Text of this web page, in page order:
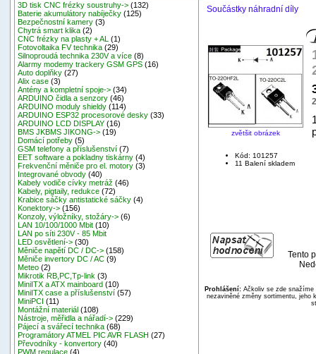
3D tisk CNC frézky soustruhy-> (132)
Baterie akumulátory nabíječky (125)
Bezpečnostní kamery (3)
Chytrá smart klika (2)
CNC frézky na plasty + AL
(1)
Fotovoltaika FV technika (29)
Silnoproudá technika 230V a více (8)
Alarmy modemy trackery GSM GPS (16)
Auto doplňky (27)
Alix case (3)
Antény a kompletní spoje-> (34)
ARDUINO čidla a senzory (46)
ARDUINO moduly shieldy (114)
ARDUINO ESP32 procesorové desky (33)
ARDUINO LCD DISPLAY (16)
BMS JKBMS JIKONG-> (19)
Domácí potřeby (5)
GSM telefony a příslušenství (7)
EET software a pokladny tiskárny (4)
Frekvenční měniče pro el. motory (3)
Integrované obvody (40)
Kabely vodiče cívky metráž (46)
Kabely, pigtaily, redukce (72)
Krabice sáčky antistatické sáčky (4)
Konektory-> (156)
Konzoly, výložníky, stožáry-> (6)
LAN 10/100/1000 Mbit (10)
LAN po síti 230V - 85 Mbit
LED osvětlení-> (30)
Měniče napětí DC / DC-> (158)
Měniče invertory DC / AC (9)
Meteo (2)
Mikrotik RB,PC,Tp-link (3)
MiniITX a ATX mainboard (10)
MiniITX case a příslušenství (57)
MiniPCI (11)
Montážní materiál (108)
Nástroje, měřidla a nářadí-> (229)
Pájecí a svářecí technika (68)
Programátory ATMEL PIC AVR FLASH (27)
Převodníky - konvertory (40)
PWM regulace (4)
Součástky náhradní díly
zvětšit obrázek
Kód: 101257
11 Balení skladem
Tento
Prohlášení:Ačkoliv se zde snažíme
nezaviněné změny sortimentu, jeho